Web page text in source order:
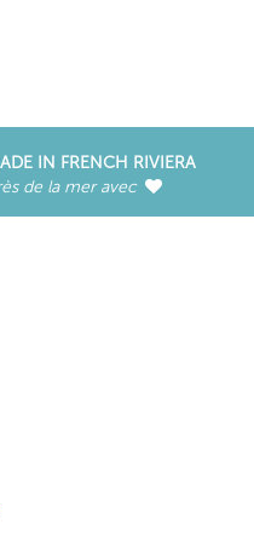
IN FRENCH RIVIERA
de la mer avec